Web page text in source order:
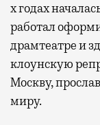
х годах
работал
драмтеатре и
клоунскую
Москву,
миру.